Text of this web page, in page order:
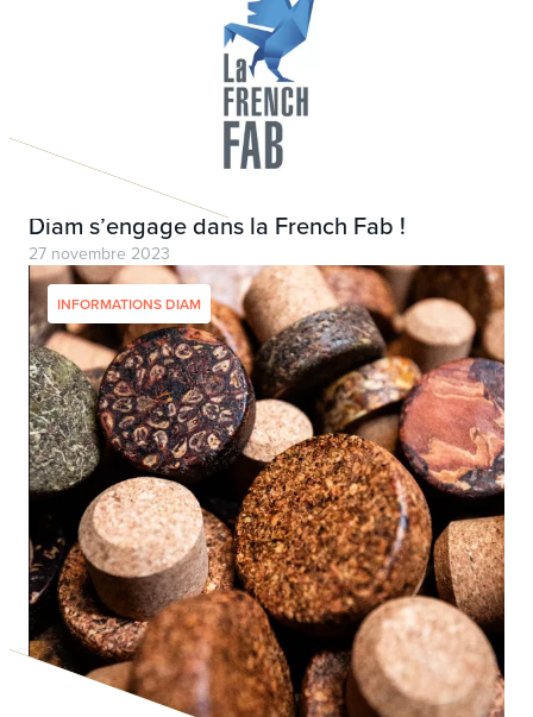
Diam s’engage dans la French Fab !
27 novembre 2023
INFORMATIONS DIAM